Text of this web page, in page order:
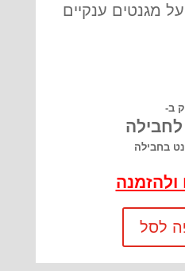
מגנטים ענקיים
ב-
ולהזמנה
לסל